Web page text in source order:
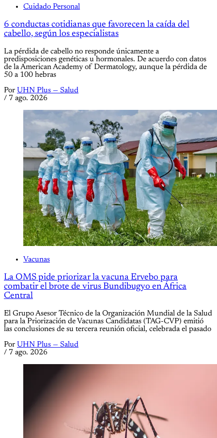
Cuidado Personal
6 conductas cotidianas que favorecen la caída del
cabello, según los especialistas
La pérdida de cabello no responde únicamente a
predisposiciones genéticas u hormonales. De acuerdo con datos
de la American Academy of Dermatology, aunque la pérdida de
50 a 100 hebras
Por UHN Plus — Salud
/ 7 ago. 2026
Vacunas
La OMS pide priorizar la vacuna Ervebo para
combatir el brote de virus Bundibugyo en África
Central
El Grupo Asesor Técnico de la Organización Mundial de la Salud
para la Priorización de Vacunas Candidatas (TAG-CVP) emitió
las conclusiones de su tercera reunión oficial, celebrada el pasado
Por UHN Plus — Salud
/ 7 ago. 2026